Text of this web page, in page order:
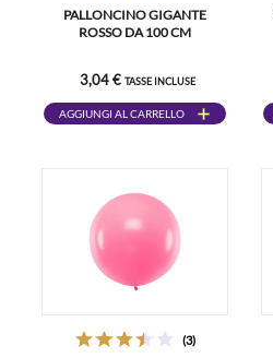
PALLONCINO GIGANTE
ROSSO DA 100 CM
3,04 € TASSE INCLUSE
AGGIUNGI AL CARRELLO
(3)